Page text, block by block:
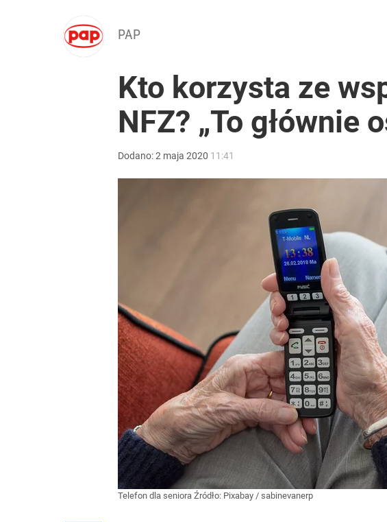
PAP
Kto korzysta ze
NFZ? „To głównie
Dodano:2 maja 2020 11:41
Telefon dla seniora Źródło: Pixabay / sabinevanerp